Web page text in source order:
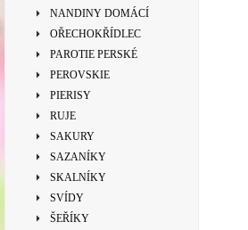
NANDINY DOMÁCÍ
OŘECHOKŘÍDLEC
PAROTIE PERSKÉ
PEROVSKIE
PIERISY
RUJE
SAKURY
SAZANÍKY
SKALNÍKY
SVÍDY
ŠEŘÍKY